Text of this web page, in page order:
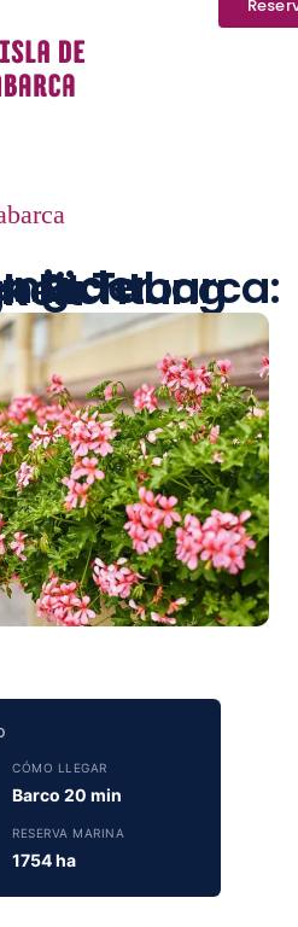
Nachhaltigkeit
CÓMO LLEGAR
Barco 20 min
RESERVA MARINA
1754 ha